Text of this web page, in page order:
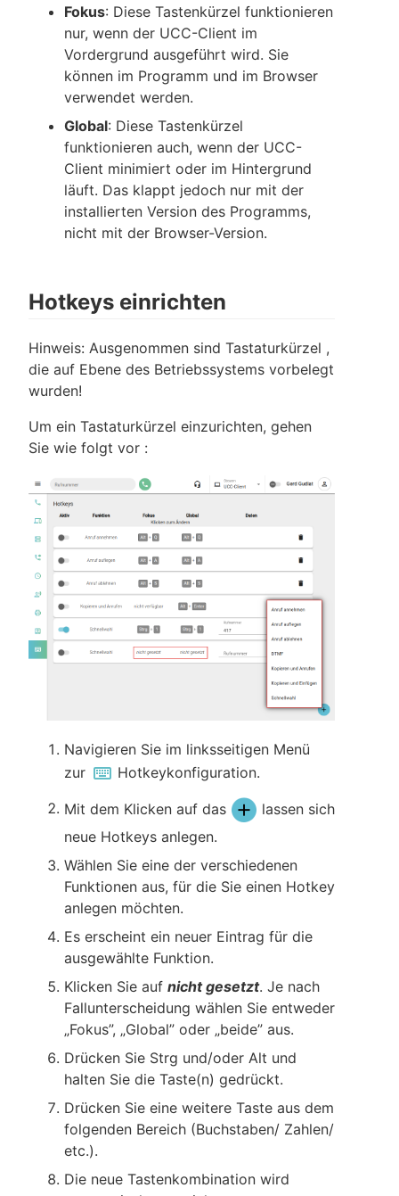
Fokus: Diese Tastenkürzel funktionieren
nur, wenn der UCC-Client im
Vordergrund ausgeführt wird. Sie
können im Programm und im Browser
verwendet werden.
Global: Diese Tastenkürzel
funktionieren auch, wenn der UCC-
Client minimiert oder im Hintergrund
läuft. Das klappt jedoch nur mit der
installierten Version des Programms,
nicht mit der Browser-Version.
Hotkeys einrichten
Hinweis: Ausgenommen sind Tastaturkürzel ,
die auf Ebene des Betriebssystems vorbelegt
wurden!
Um ein Tastaturkürzel einzurichten, gehen
Sie wie folgt vor :
Navigieren Sie im linksseitigen Menü
zur
Hotkeykonfiguration.
Mit dem Klicken auf das
lassen sich
neue Hotkeys anlegen.
Wählen Sie eine der verschiedenen
Funktionen aus, für die Sie einen Hotkey
anlegen möchten.
Es erscheint ein neuer Eintrag für die
ausgewählte Funktion.
Klicken Sie auf nicht gesetzt. Je nach
Fallunterscheidung wählen Sie entweder
„Fokus”, „Global” oder „beide” aus.
Drücken Sie Strg und/oder Alt und
halten Sie die Taste(n) gedrückt.
Drücken Sie eine weitere Taste aus dem
folgenden Bereich (Buchstaben/ Zahlen/
etc.).
Die neue Tastenkombination wird